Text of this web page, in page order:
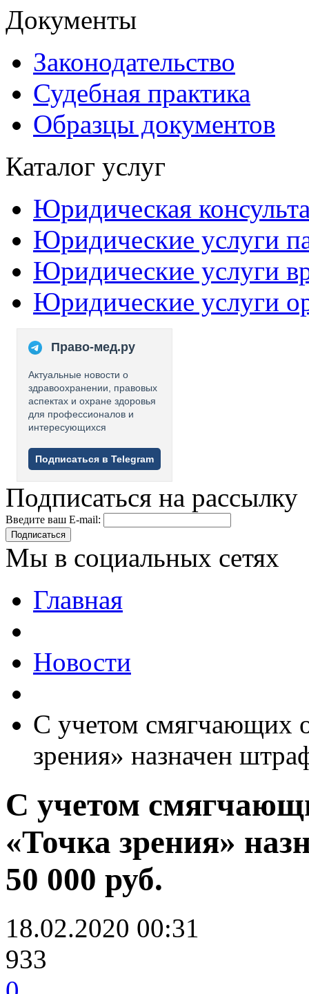
Документы
Законодательство
Судебная практика
Образцы документов
Каталог услуг
Юридическая
Юридические услуги
Юридические услуги
Юридические услуги
Право-мед.ру
Актуальные новости о
здравоохранении, правовых
аспектах и охране здоровья
для профессионалов и
интересующихся
Подписаться в Telegram
Подписаться на рассылку
Введите ваш E-mail:
Подписаться
Мы в социальных сетях
Главная
Новости
С учетом смягчающих
зрения» назначен
С учетом
«Точка зрения»
50 000 руб.
18.02.2020 00:31
933